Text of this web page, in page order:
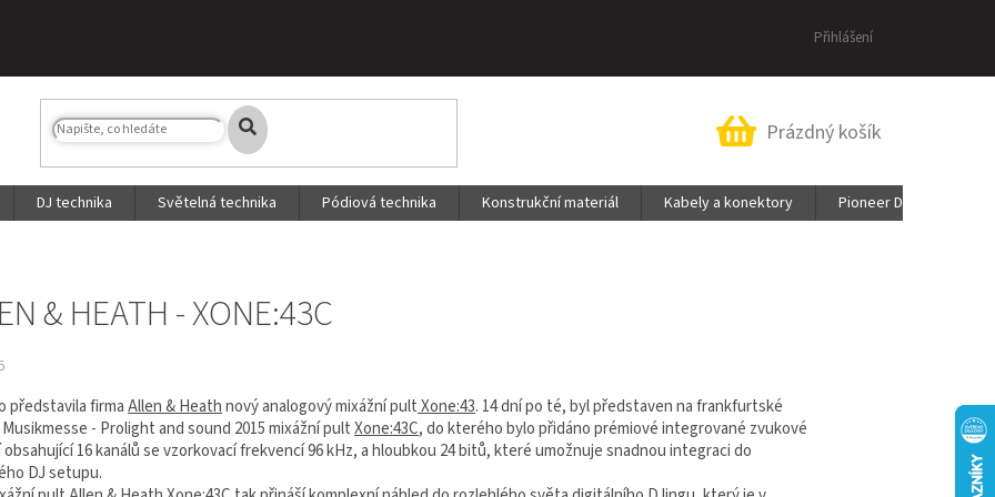
Přihlášení
Nákupní
Prázdný košík
DJ technika Světelná technika Pódiová technika Konstrukční materiál Kabely a konektory Pioneer DJ &
& HEATH - XONE:43C
představila firmaAllen & Heathnový analogový mixážní pultXone:43. 14 dní po té, byl představen na frankfurtské
- Prolight and sound 2015 mixážní pultXone:43C, do kterého bylo přidáno prémiové integrované zvukové
16 kanálů se vzorkovací frekvencí 96 kHz, a hloubkou 24 bitů, které umožnuje snadnou integraci do
DJ setupu.